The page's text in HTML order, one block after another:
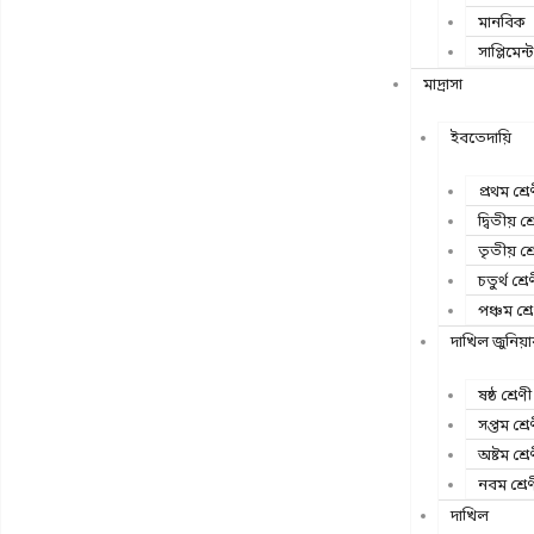
মানবিক
সাপ্লিমেন্ট
মাদ্রাসা
ইবতেদায়ি
প্রথম
দ্বিতীয়
তৃতীয়
চতুর্থ
পঞ্চম
দাখিল
ষষ্ঠ শ্রেণী
সপ্তম
অষ্টম
নবম
দাখিল